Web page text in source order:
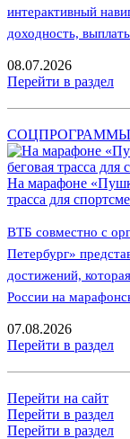
интерактивный
доходность,
08.07.2026
Перейти в раздел
СОЦПРОГРАММЫ
На марафоне
трасса для
ВТБ совместно с
Петербург»
достижений,
России на
07.08.2026
Перейти в раздел
Перейти на сайт
Перейти в раздел
Перейти в раздел